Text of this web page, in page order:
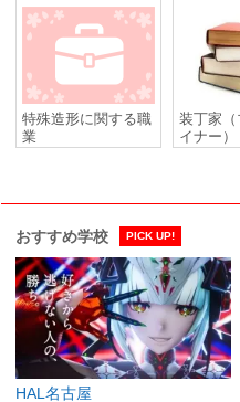
特殊造形に関する職
業
装丁家
イナー）
おすすめ学校 PICK UP!
HAL名古屋